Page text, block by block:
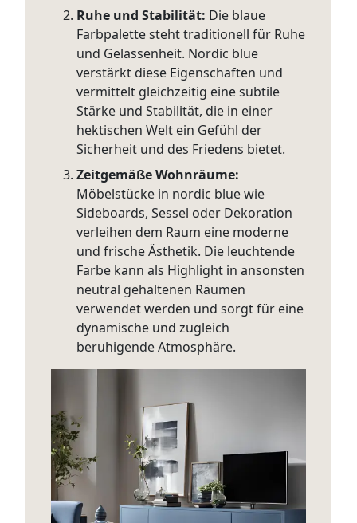
Ruhe und Stabilität: Die blaue
Farbpalette steht traditionell für Ruhe
und Gelassenheit. Nordic blue
verstärkt diese Eigenschaften und
vermittelt gleichzeitig eine subtile
Stärke und Stabilität, die in einer
hektischen Welt ein Gefühl der
Sicherheit und des Friedens bietet.
Zeitgemäße Wohnräume:
Möbelstücke in nordic blue wie
Sideboards, Sessel oder Dekoration
verleihen dem Raum eine moderne
und frische Ästhetik. Die leuchtende
Farbe kann als Highlight in ansonsten
neutral gehaltenen Räumen
verwendet werden und sorgt für eine
dynamische und zugleich
beruhigende Atmosphäre.